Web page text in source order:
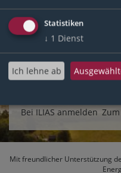
Erforderliche Angabe
Bei ILIAS anmelden
Mit freundlicher Unterstützung
Statistiken
↓ 1 Dienst
Ich lehne ab